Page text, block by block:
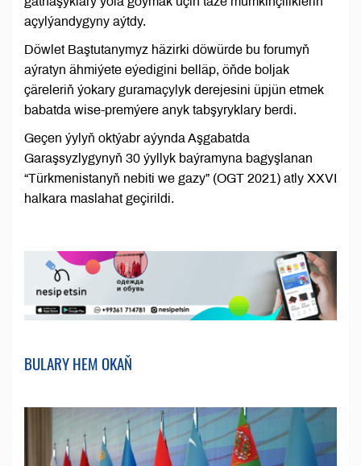
açylýandygyny aýtdy.
Döwlet Baştutanymyz häzirki döwürde bu forumyň
aýratyn ähmiýete eýedigini belläp, öňde boljak
çäreleriň ýokary guramaçylyk derejesini üpjün etmek
babatda wise-premýere anyk tabşyryklary berdi.
Geçen ýylyň oktýabr aýynda Aşgabatda
Garaşsyzlygynyň 30 ýyllyk baýramyna bagyşlanan
“Türkmenistanyň nebiti we gazy” (OGT 2021) atly XXVI
halkara maslahat geçirildi.
BULARY HEM OKAŇ